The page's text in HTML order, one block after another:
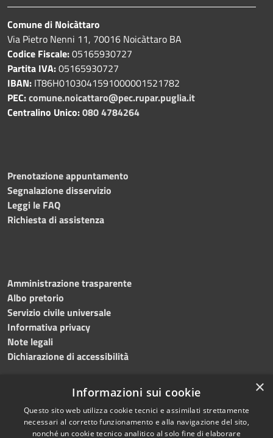
Comune di Noicàttaro
Via Pietro Nenni 11, 70016 Noicàttaro BA
Codice Fiscale:05165930727
Partita IVA:05165930727
IBAN: IT86H0103041591000001521782
PEC:comune.noicattaro@pec.rupar.puglia.it
Centralino Unico:080 4784264
Prenotazione appuntamento
Segnalazione disservizio
Leggi le FAQ
Richiesta di assistenza
Amministrazione trasparente
Albo pretorio
Servizio civile universale
Informativa privacy
Note legali
Dichiarazione di accessibilità
RSS
Accessibilità
Copyright © 2023 •
Comune di Noicàttaro
×
Informazioni sui cookie
Questo sito web utilizza cookie tecnici e assimilati strettamente
necessari al corretto funzionamento e alla navigazione del sito,
nonché un cookie tecnico analitico al solo fine di elaborare